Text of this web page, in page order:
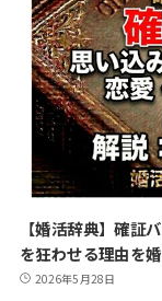
【婚活辞典】確証
を狂わせる理由を
2026年5月28日